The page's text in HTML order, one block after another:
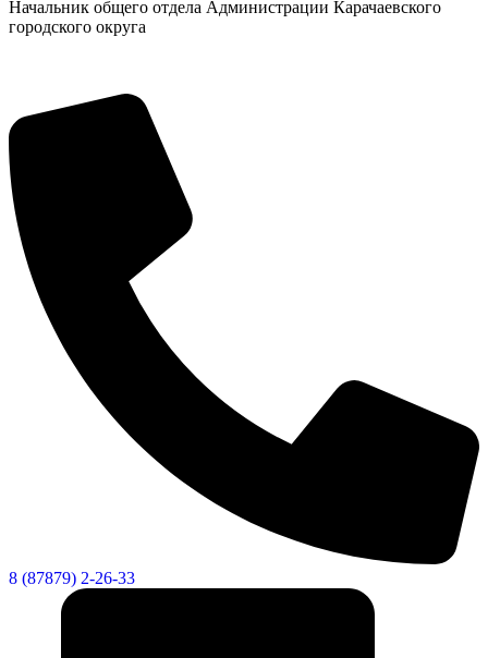
Начальник общего отдела Администрации Карачаевского
городского округа
8 (87879) 2-26-33